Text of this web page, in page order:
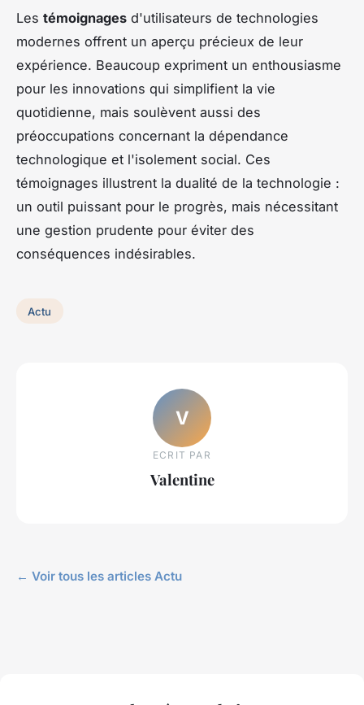
Les témoignages d'utilisateurs de technologies
modernes offrent un aperçu précieux de leur
expérience. Beaucoup expriment un enthousiasme
pour les innovations qui simplifient la vie
quotidienne, mais soulèvent aussi des
préoccupations concernant la dépendance
technologique et l'isolement social. Ces
témoignages illustrent la dualité de la technologie :
un outil puissant pour le progrès, mais nécessitant
une gestion prudente pour éviter des
conséquences indésirables.
Actu
V
ECRIT PAR
Valentine
← Voir tous les articles Actu